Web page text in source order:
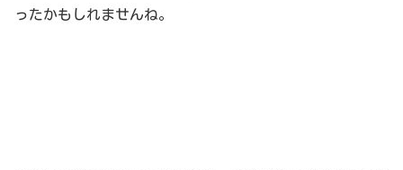
ったかもしれませんね。